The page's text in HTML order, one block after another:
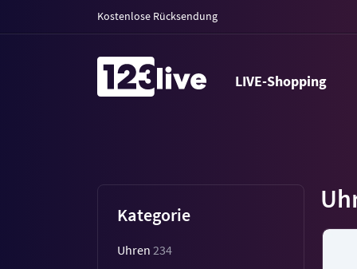
Kostenlose Rücksendung
LIVE-Shopping
Kategorie
Uhren 234